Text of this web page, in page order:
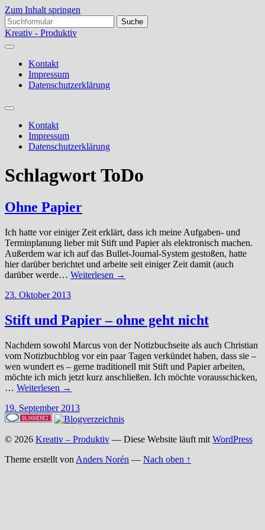
Zum Inhalt springen
Suchen
nach:
Kreativ - Produktiv
Kontakt
Impressum
Datenschutzerklärung
Suchfeld
ein-/ausblenden
Kontakt
Impressum
Datenschutzerklärung
SchlagwortToDo
Ohne Papier
Ich hatte vor einiger Zeit erklärt, dass ich meine Aufgaben- und
Terminplanung lieber mit Stift und Papier als elektronisch machen.
Außerdem war ich auf das Bullet-Journal-System gestoßen, hatte
hier darüber berichtet und arbeite seit einiger Zeit damit (auch
darüber werde… Weiterlesen →
23. Oktober 2013
Stift und Papier – ohne geht nicht
Nachdem sowohl Marcus von der Notizbuchseite als auch Christian
vom Notizbuchblog vor ein paar Tagen verkündet haben, dass sie –
wen wundert es – gerne traditionell mit Stift und Papier arbeiten,
möchte ich mich jetzt kurz anschließen. Ich möchte vorausschicken,
… Weiterlesen →
19. September 2013
© 2026 Kreativ – Produktiv — Diese Website läuft mit WordPress
Theme erstellt von Anders Norén — Nach oben ↑